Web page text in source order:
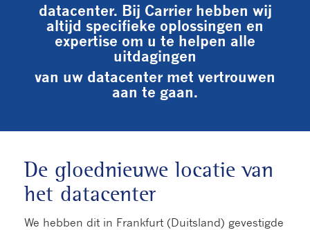
datacenter. Bij Carrier hebben wij
altijd specifieke oplossingen en
expertise om u te helpen alle
uitdagingen
van uw datacenter met vertrouwen
aan te gaan.
De gloednieuwe locatie van
het datacenter
We hebben dit in Frankfurt (Duitsland) gevestigde